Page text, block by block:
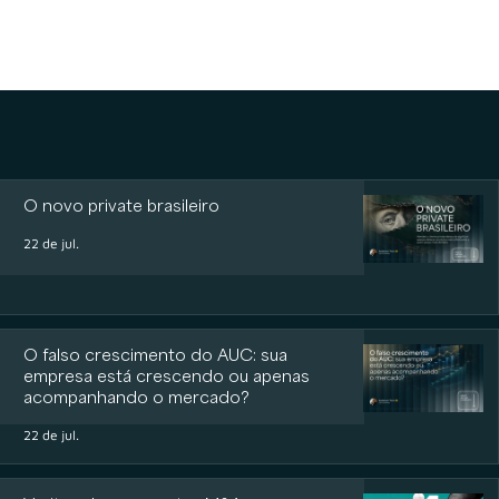
O novo private brasileiro
22 de jul.
O falso crescimento do AUC: sua
empresa está crescendo ou apenas
acompanhando o mercado?
22 de jul.